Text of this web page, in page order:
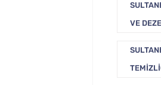
VE